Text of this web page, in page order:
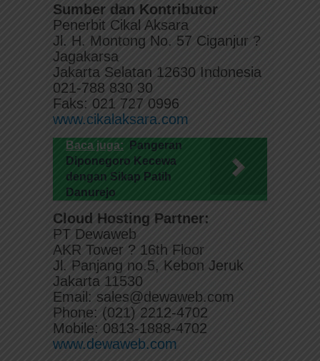
Sumber dan Kontributor
Penerbit Cikal Aksara
Jl. H. Montong No. 57 Ciganjur ?
Jagakarsa
Jakarta Selatan 12630 Indonesia
021-788 830 30
Faks: 021 727 0996
www.cikalaksara.com
Baca juga:
Pangeran
Diponegoro Kecewa
dengan Sikap Patih
Danurejo
Cloud Hosting Partner:
PT Dewaweb
AKR Tower ? 16th Floor
Jl. Panjang no.5, Kebon Jeruk
Jakarta 11530
Email: sales@dewaweb.com
Phone: (021) 2212-4702
Mobile: 0813-1888-4702
www.dewaweb.com